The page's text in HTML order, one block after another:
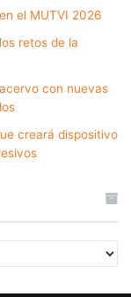
el MUTVI 2026
retos de la
con nuevas
creará dispositivo